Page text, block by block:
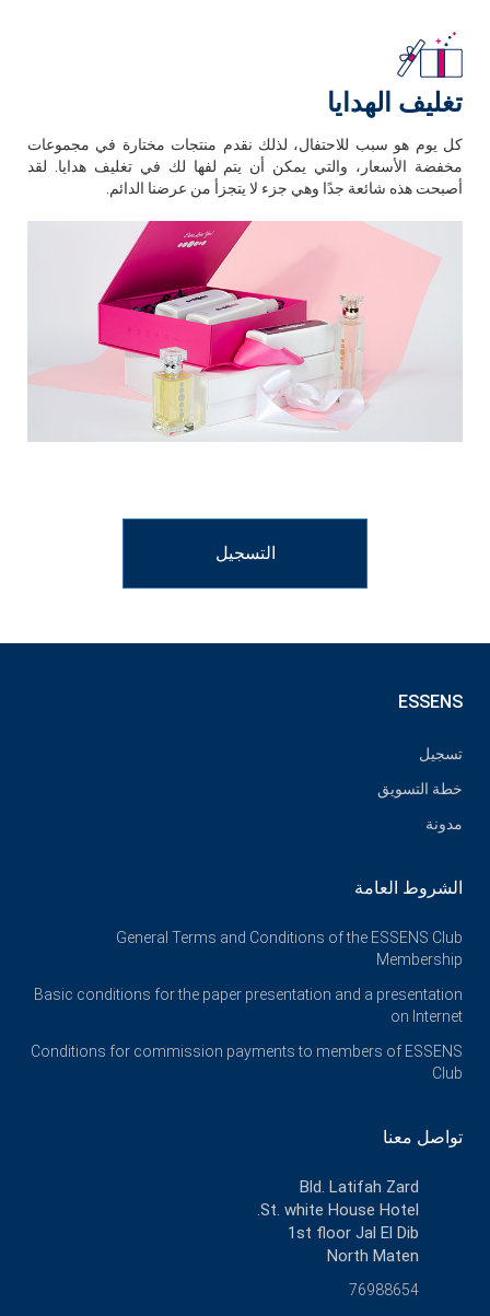
تغليف الهدايا
كل يوم هو سبب للاحتفال، لذلك نقدم منتجات مختارة في مجموعات
مخفضة الأسعار، والتي يمكن أن يتم لفها لك في تغليف هدايا. لقد
أصبحت هذه شائعة جدًا وهي جزء لا يتجزأ من عرضنا الدائم.
التسجيل
ESSENS
تسجيل
خطة التسويق
مدونة
الشروط العامة
General Terms and Conditions of the ESSENS Club
Membership
Basic conditions for the paper presentation and a presentation
on Internet
Conditions for commission payments to members of ESSENS
Club
تواصل معنا
Bld. Latifah Zard
St. white House Hotel.
1st floor Jal El Dib
North Maten
76988654